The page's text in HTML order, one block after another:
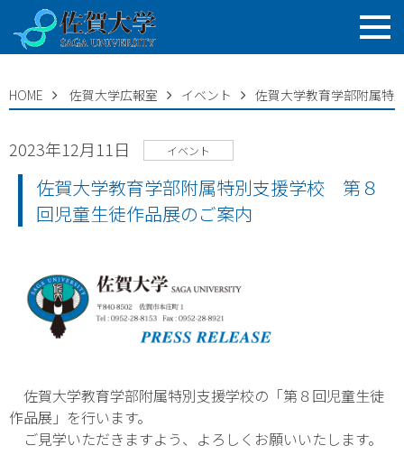
HOME 佐賀大学広報室 イベント 佐賀大学教育学部附属特
2023年12月11日 イベント
佐賀大学教育学部附属特別支援学校 第８
回児童生徒作品展のご案内
佐賀大学教育学部附属特別支援学校の「第８回児童生徒
作品展」を行います。
ご見学いただきますよう、よろしくお願いいたします。